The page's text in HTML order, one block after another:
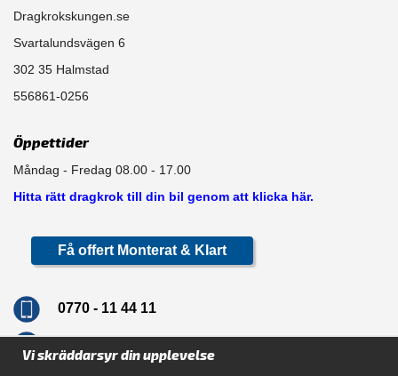
Dragkrokskungen.se
Svartalundsvägen 6
302 35 Halmstad
556861-0256
Öppettider
Måndag - Fredag 08.00 - 17.00
Hitta rätt dragkrok till din bil genom att klicka här.
Få offert Monterat & Klart
0770 - 11 44 11
Vi skräddarsyr din upplevelse